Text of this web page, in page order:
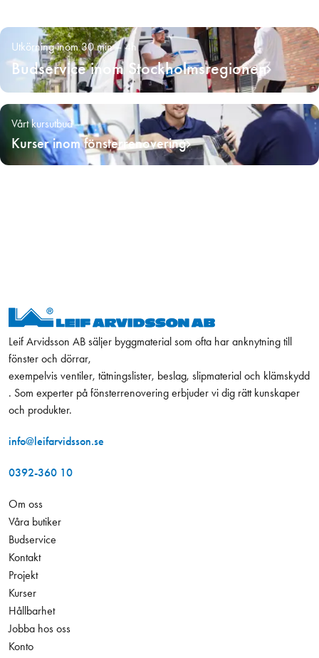
Utkörning inom 30 min – 4h
Budservice inom Stockholmsregionen
Vårt kursutbud
Kurser inom fönsterrenovering
Leif Arvidsson AB säljer byggmaterial som ofta har anknytning till
fönster och dörrar,
exempelvis ventiler, tätningslister, beslag, slipmaterial och klämskydd
. Som experter på fönsterrenovering erbjuder vi dig rätt kunskaper
och produkter.
info@leifarvidsson.se
0392-360 10
Om oss
Våra butiker
Budservice
Kontakt
Projekt
Kurser
Hållbarhet
Jobba hos oss
Konto